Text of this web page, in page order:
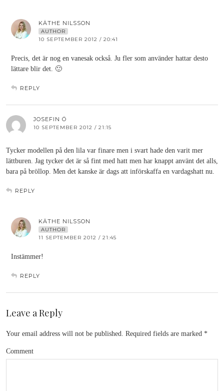
KÄTHE NILSSON
AUTHOR
10 SEPTEMBER 2012 / 20:41
Precis, det är nog en vanesak också. Ju fler som använder hattar desto
lättare blir det. 🙂
REPLY
JOSEFIN Ö
10 SEPTEMBER 2012 / 21:15
Tycker modellen på den lila var finare men i svart hade den varit mer
lättburen. Jag tycker det är så fint med hatt men har knappt använt det alls,
bara på bröllop. Men det kanske är dags att införskaffa en vardagshatt nu.
REPLY
KÄTHE NILSSON
AUTHOR
11 SEPTEMBER 2012 / 21:45
Instämmer!
REPLY
Leave a Reply
Your email address will not be published. Required fields are marked *
Comment